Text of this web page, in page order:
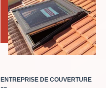
ENTREPRISE DE COUVERTURE